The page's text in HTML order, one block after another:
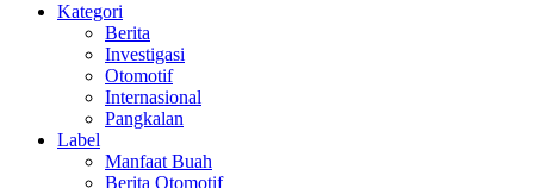
Kategori
Berita
Investigasi
Otomotif
Internasional
Pangkalan
Label
Manfaat Buah
Berita Otomotif